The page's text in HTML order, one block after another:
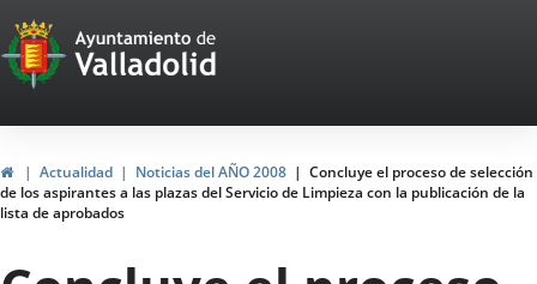
Portal
Web
del
Ayuntamiento
de
Valladolid
HomeActualidad Noticias del AÑO 2008
Concluye el proceso de selección
de los aspirantes a las plazas del Servicio de Limpieza con la publicación de la
lista de aprobados